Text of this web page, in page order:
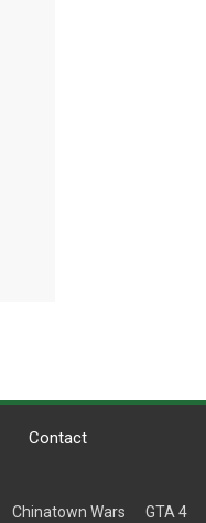
Contact
Chinatown Wars GTA 4